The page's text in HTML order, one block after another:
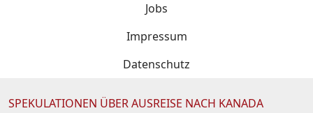
Jobs
Impressum
Datenschutz
SPEKULATIONEN ÜBER AUSREISE NACH KANADA